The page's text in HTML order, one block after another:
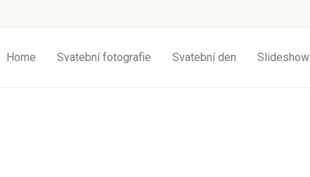
Home Svatební fotografie Svatební den Slideshow